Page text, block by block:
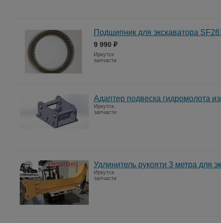
Подшипник для экскаватора
9 990 ₽
Иркутск
запчасти
Адаптер подвеска гидромолота
Иркутск
запчасти
Удлинитель рукояти 3 метра для
Иркутск
запчасти